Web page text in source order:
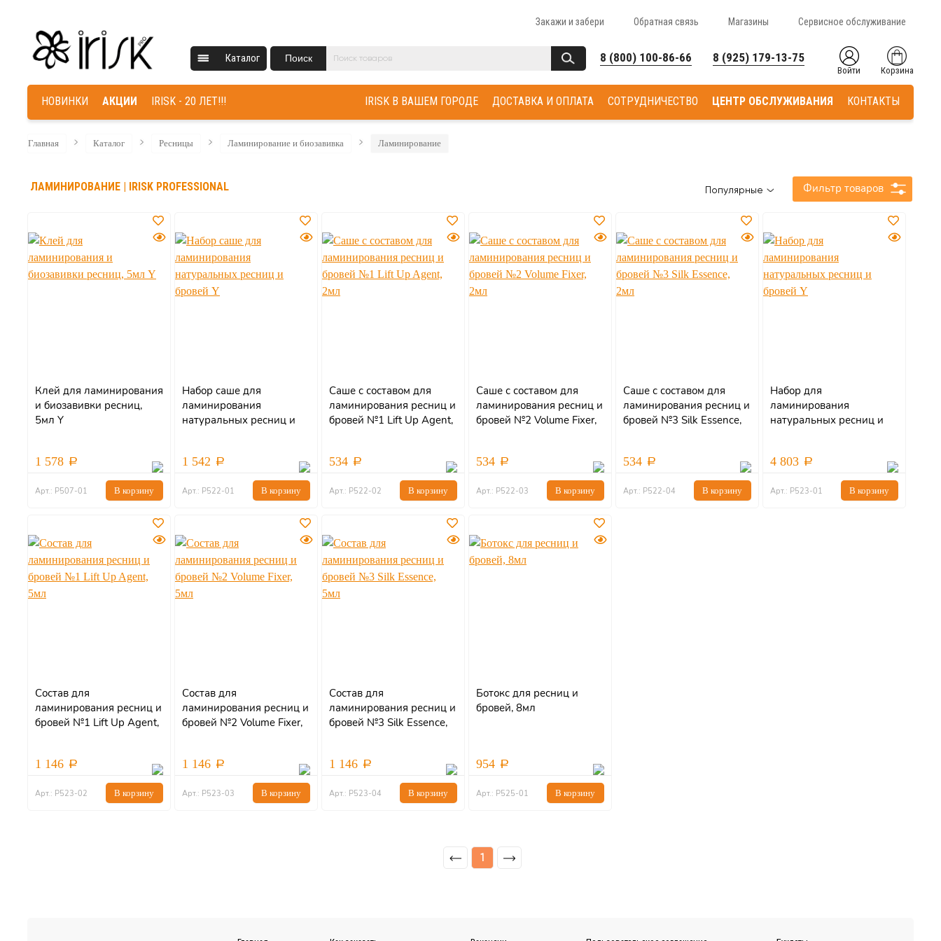
Закажи и забери Обратная связь Магазины Сервисное обслуживание
Каталог Поиск 8 (800) 100-86-66 8 (925) 179-13-75
Войти Корзина
НОВИНКИ АКЦИИ IRISK - 20 ЛЕТ!!! КОНТАКТЫ
ЦЕНТР ОБСЛУЖИВАНИЯ
СОТРУДНИЧЕСТВО
ДОСТАВКА И ОПЛАТА
IRISK В ВАШЕМ ГОРОДЕ
Главная Каталог Ресницы Ламинирование и биозавивка Ламинирование
ЛАМИНИРОВАНИЕ | IRISK PROFESSIONAL Популярные Фильтр товаров
Клей для ламинирования
и биозавивки ресниц,
5мл Y
1 578
Арт.: Р507-01 В корзину
Набор саше для
ламинирования
натуральных ресниц и
1 542
Арт.: Р522-01 В корзину
Саше с составом для
ламинирования ресниц и
бровей №1 Lift Up Agent,
534
Арт.: Р522-02 В корзину
Саше с составом для
ламинирования ресниц и
бровей №2 Volume Fixer,
534
Арт.: Р522-03 В корзину
Саше с составом для
ламинирования ресниц и
бровей №3 Silk Essence,
534
Арт.: Р522-04 В корзину
Набор для
ламинирования
натуральных ресниц и
4 803
Арт.: Р523-01 В корзину
Состав для
ламинирования ресниц и
бровей №1 Lift Up Agent,
1 146
Арт.: Р523-02 В корзину
Состав для
ламинирования ресниц и
бровей №2 Volume Fixer,
1 146
Арт.: Р523-03 В корзину
Состав для
ламинирования ресниц и
бровей №3 Silk Essence,
1 146
Арт.: Р523-04 В корзину
Ботокс для ресниц и
бровей, 8мл
954
Арт.: Р525-01 В корзину
1